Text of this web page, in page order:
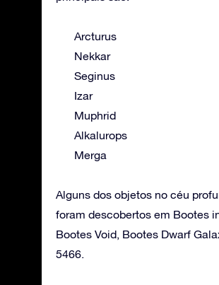
Arcturus
Nekkar
Seginus
Izar
Muphrid
Alkalurops
Merga
Alguns dos objetos no céu
foram descobertos em Bootes
Bootes Void, Bootes Dwarf
5466.